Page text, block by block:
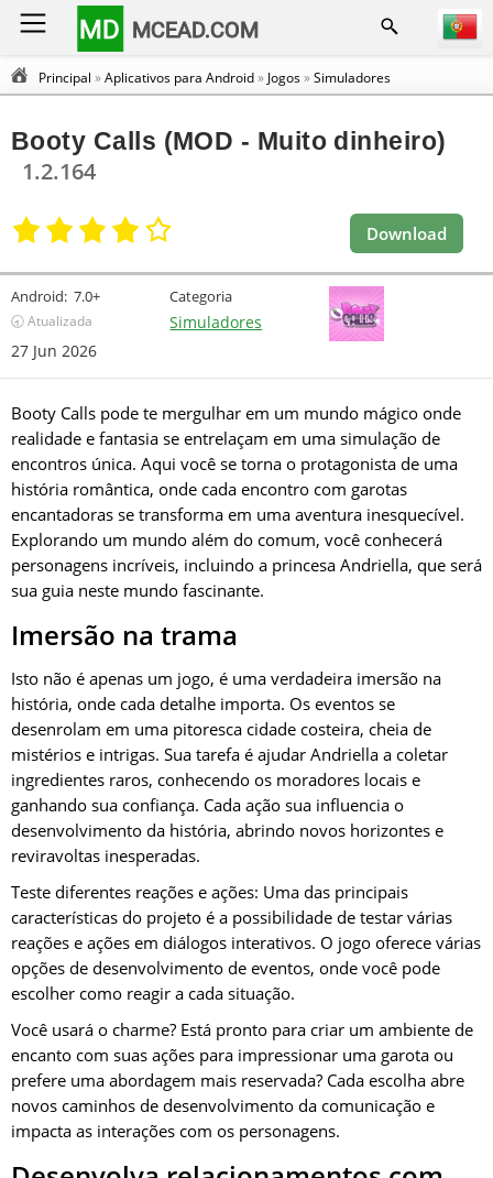
MD MCEAD.COM
Principal »Aplicativos para Android» Jogos»Simuladores
Booty Calls (MOD - Muito dinheiro)
1.2.164
Download
Android: 7.0+
🕣 Atualizada
27 Jun 2026
Categoria
Simuladores
Booty Calls pode te mergulhar em um mundo mágico onde
realidade e fantasia se entrelaçam em uma simulação de
encontros única. Aqui você se torna o protagonista de uma
história romântica, onde cada encontro com garotas
encantadoras se transforma em uma aventura inesquecível.
Explorando um mundo além do comum, você conhecerá
personagens incríveis, incluindo a princesa Andriella, que será
sua guia neste mundo fascinante.
Imersão na trama
Isto não é apenas um jogo, é uma verdadeira imersão na
história, onde cada detalhe importa. Os eventos se
desenrolam em uma pitoresca cidade costeira, cheia de
mistérios e intrigas. Sua tarefa é ajudar Andriella a coletar
ingredientes raros, conhecendo os moradores locais e
ganhando sua confiança. Cada ação sua influencia o
desenvolvimento da história, abrindo novos horizontes e
reviravoltas inesperadas.
Teste diferentes reações e ações: Uma das principais
características do projeto é a possibilidade de testar várias
reações e ações em diálogos interativos. O jogo oferece várias
opções de desenvolvimento de eventos, onde você pode
escolher como reagir a cada situação.
Você usará o charme? Está pronto para criar um ambiente de
encanto com suas ações para impressionar uma garota ou
prefere uma abordagem mais reservada? Cada escolha abre
novos caminhos de desenvolvimento da comunicação e
impacta as interações com os personagens.